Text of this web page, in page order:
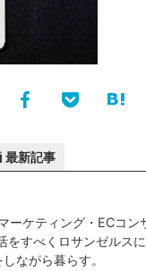
最新記事
ーケティング・ECコ
をすべくロサンゼルス
ながら暮らす。